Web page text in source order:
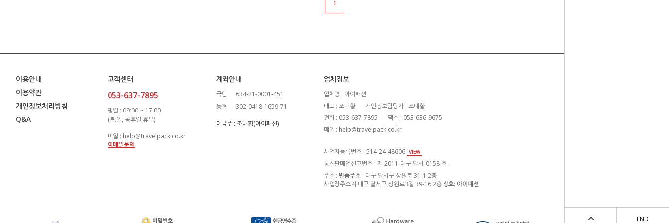
END
1
이용안내
이용약관
개인정보처리방침
Q&A
고객센터
053-637-7895
평일 : 09:00 ~ 17:00
(토.일, 공휴일 휴무)
메일 : help@travelpack.co.kr
이메일문의
계좌안내
국민
634-21-0001-451
농협
302-0418-1659-71
예금주 : 조내황(아이패션)
업체정보
업체명 : 아이패션
대표 : 조내황
개인정보담당자 : 조내황
전화 : 053-637-7895
팩스 : 053-636-9675
메일 : help@travelpack.co.kr
사업자등록번호 : 514-24-48606 VIEW
통신판매업신고번호 : 제 2011-대구 달서-0158 호
주소 : 반품주소 : 대구 달서구 상원로 31-1 2층
사업장주소지:대구 달서구 상원로3길 39-16 2층상호: 아이패션